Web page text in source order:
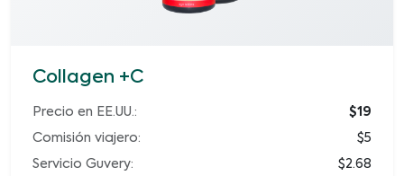
Collagen +C
Precio en EE.UU.: $19
Comisión viajero: $5
Servicio Guvery: $2.68